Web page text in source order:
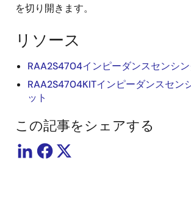
を切り開きます。
リソース
RAA2S4704インピーダンスセンシ
RAA2S4704KITインピーダンスセン
ット
この記事をシェアする